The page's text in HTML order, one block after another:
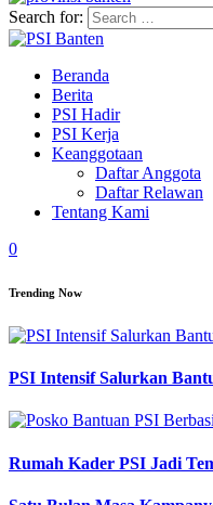
Search for:
Beranda
Berita
PSI Hadir
PSI Kerja
Keanggotaan
Daftar Anggota
Daftar Relawan
Tentang Kami
0
Trending Now
PSI Intensif Salurkan
Rumah Kader PSI Jadi